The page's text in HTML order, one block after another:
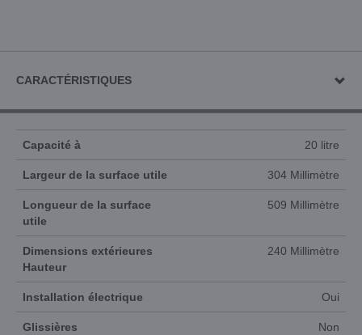
CARACTÉRISTIQUES
Capacité à 20 litre
Largeur de la surface utile 304 Millimètre
Longueur de la surface
utile
509 Millimètre
Dimensions extérieures
Hauteur
240 Millimètre
Installation électrique Oui
Glissières Non